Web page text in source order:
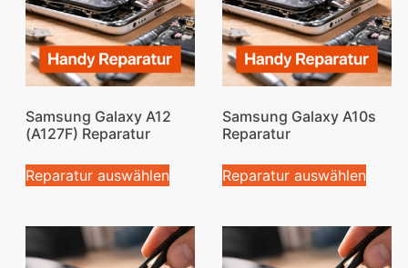
Samsung Galaxy A12
(A127F) Reparatur
Reparatur auswählen
Samsung Galaxy A10s
Reparatur
Reparatur auswählen